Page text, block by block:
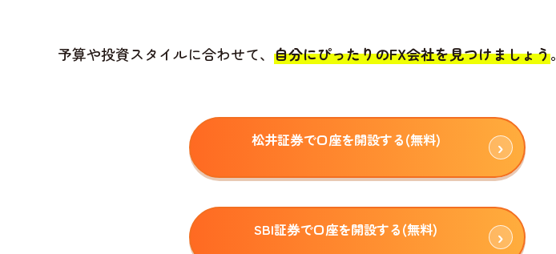
予算や投資スタイルに合わせて、 自分にぴったりのFX会社を見つけましょう。
松井証券で口座を開設する(無料)
SBI証券で口座を開設する(無料)